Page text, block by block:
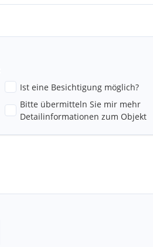
Ist eine Besichtigung möglich?
Bitte übermitteln Sie mir mehr
Detailinformationen zum Objekt